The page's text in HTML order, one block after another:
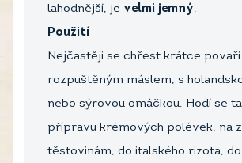
lahodnější, je velmi jemný.
Použití
Nejčastěji se chřest krátce povaří
rozpuštěným máslem, s
nebo sýrovou omáčkou. Hodí se
přípravu krémových polévek, na
těstovinám, do italského rizota, do